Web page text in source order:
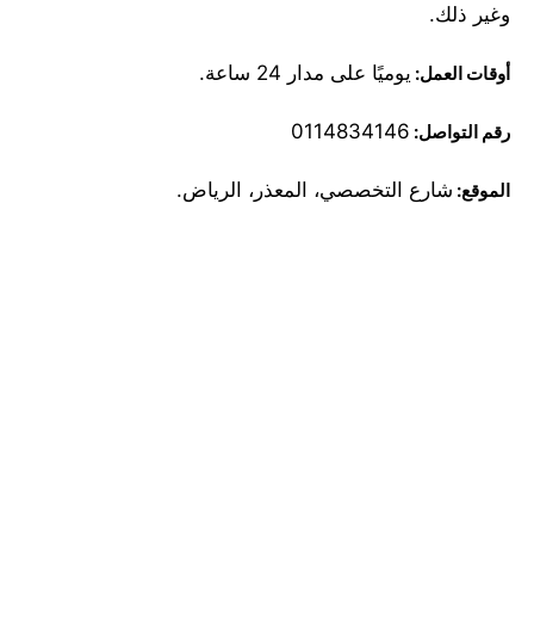
وغير ذلك.
أوقات العمل: يوميًا على مدار 24 ساعة.
رقم التواصل: 0114834146
الموقع: شارع التخصصي، المعذر، الرياض.